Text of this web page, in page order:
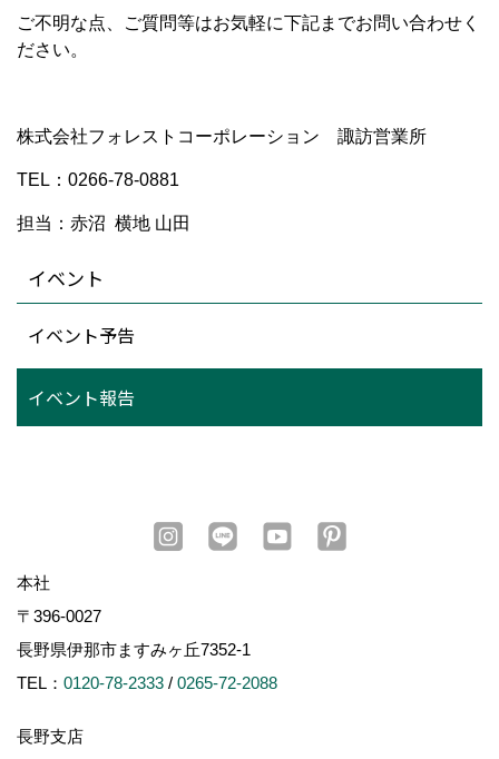
ご不明な点、ご質問等はお気軽に下記までお問い合わせく
ださい。
株式会社フォレストコーポレーション 諏訪営業所
TEL：0266-78-0881
担当：赤沼 横地 山田
イベント
イベント予告
イベント報告
本社
〒396-0027
長野県伊那市ますみヶ丘7352-1
TEL： 0120-78-2333 / 0265-72-2088
長野支店